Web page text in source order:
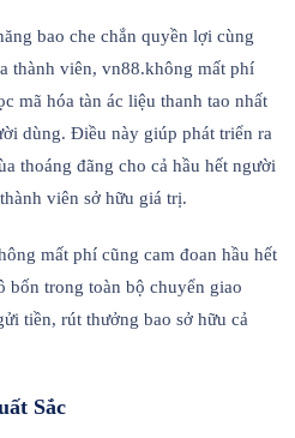
bao che chắn quyền lợi cùng
thành viên, vn88.không mất phí
mã hóa tàn ác liệu thanh tao nhất
dùng. Điều này giúp phát triển ra
thoáng đãng cho cả hầu hết người
viên sở hữu giá trị.
mất phí cũng cam đoan hầu hết
bốn trong toàn bộ chuyển giao
tiền, rút thưởng bao sở hữu cả
Sắc